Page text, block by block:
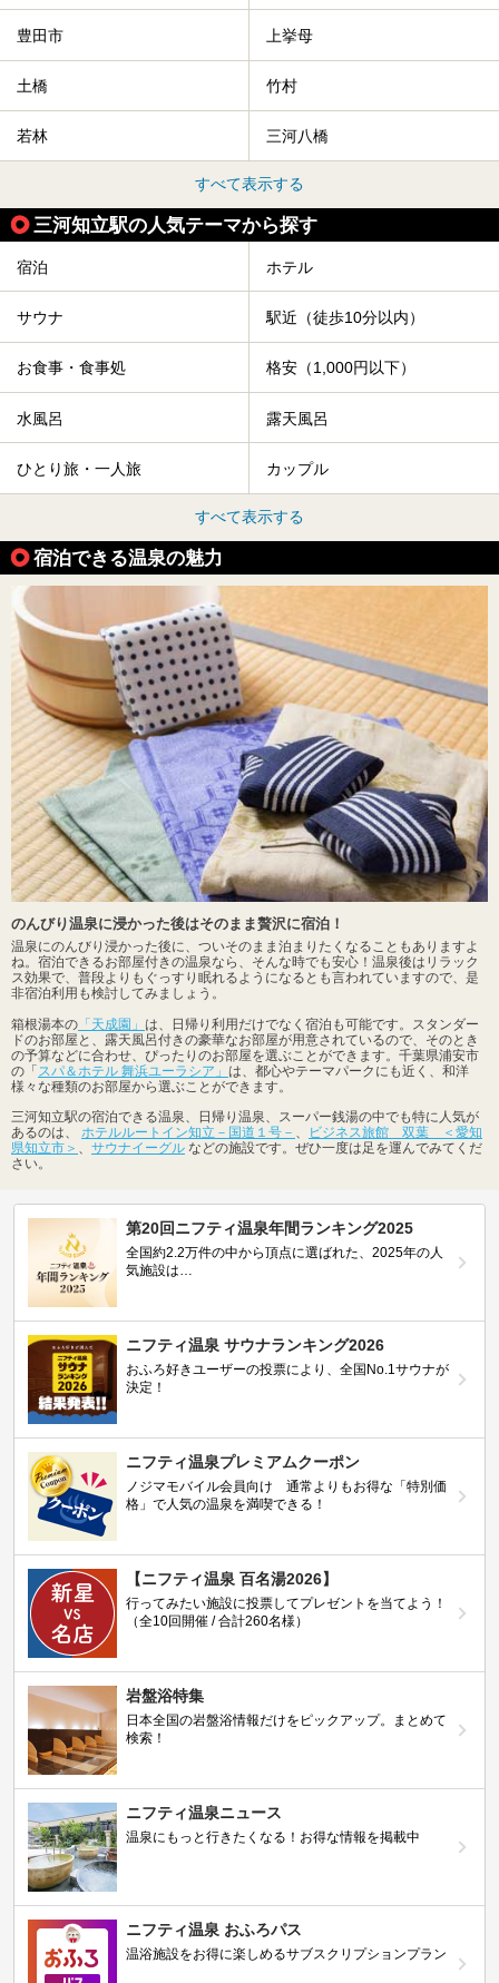
豊田市 上挙母
土橋 竹村
若林 三河八橋
すべて表示する
三河知立駅の人気テーマから探す
宿泊 ホテル
サウナ 駅近（徒歩10分以内）
お食事・食事処 格安（1,000円以下）
水風呂 露天風呂
ひとり旅・一人旅 カップル
すべて表示する
宿泊できる温泉の魅力
のんびり温泉に浸かった後はそのまま贅沢に宿泊！
温泉にのんびり浸かった後に、ついそのまま泊まりたくなることもありますよ
ね。宿泊できるお部屋付きの温泉なら、そんな時でも安心！温泉後はリラック
ス効果で、普段よりもぐっすり眠れるようになるとも言われていますので、是
非宿泊利用も検討してみましょう。
箱根湯本の 「天成園」 は、日帰り利用だけでなく宿泊も可能です。スタンダー
ドのお部屋と、露天風呂付きの豪華なお部屋が用意されているので、そのとき
の予算などに合わせ、ぴったりのお部屋を選ぶことができます。千葉県浦安市
の「スパ＆ホテル 舞浜ユーラシア」 は、都心やテーマパークにも近く、和洋
様々な種類のお部屋から選ぶことができます。
三河知立駅の宿泊できる温泉、日帰り温泉、スーパー銭湯の中でも特に人気が
あるのは、 ホテルルートイン知立－国道１号－ 、
ビジネス旅館 双葉 ＜愛知
県知立市＞ 、 サウナイーグル などの施設です。ぜひ一度は足を運んでみてくだ
さい。
第20回ニフティ温泉年間ランキング2025
全国約2.2万件の中から頂点に選ばれた、2025年の人
気施設は…
ニフティ温泉 サウナランキング2026
おふろ好きユーザーの投票により、全国No.1サウナが
決定！
ニフティ温泉プレミアムクーポン
ノジマモバイル会員向け 通常よりもお得な「特別価
格」で人気の温泉を満喫できる！
【ニフティ温泉 百名湯2026】
行ってみたい施設に投票してプレゼントを当てよう！
（全10回開催 / 合計260名様）
岩盤浴特集
日本全国の岩盤浴情報だけをピックアップ。まとめて
検索！
ニフティ温泉ニュース
温泉にもっと行きたくなる！お得な情報を掲載中
ニフティ温泉 おふろパス
温浴施設をお得に楽しめるサブスクリプションプラン